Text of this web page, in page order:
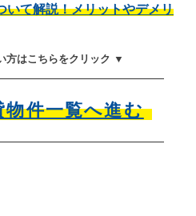
いて解説！メリットやデメリ
方はこちらをクリック ▼
物件一覧へ進む